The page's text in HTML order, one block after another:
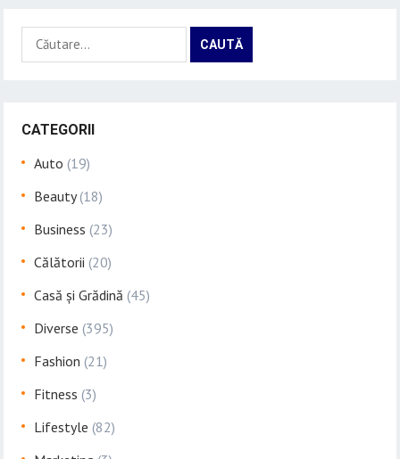
Caută
după:
CATEGORII
Auto (19)
Beauty(18)
Business (23)
Călătorii (20)
Casă și Grădină (45)
Diverse (395)
Fashion (21)
Fitness (3)
Lifestyle (82)